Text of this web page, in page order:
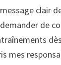
clair
de
mes